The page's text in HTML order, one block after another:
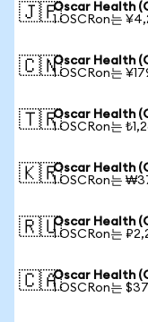
🇯🇵Oscar Health
1 OSCRon는
🇨🇳Oscar Health
1 OSCRon는
🇹🇷Oscar Health
1 OSCRon는
🇰🇷Oscar Health
1 OSCRon는
🇷🇺Oscar Health
1 OSCRon는
🇨🇦Oscar Health
1 OSCRon는